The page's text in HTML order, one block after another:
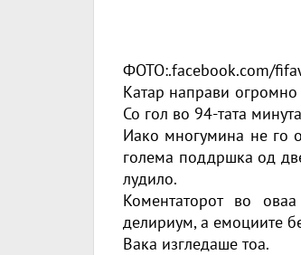
ФОТО:.facebook.com/
Катар направи огромно
Со гол во 94-тата
Иако многумина не го
голема поддршка од
лудило.
Коментаторот во
делириум, а емоциите
Вака изгледаше тоа.